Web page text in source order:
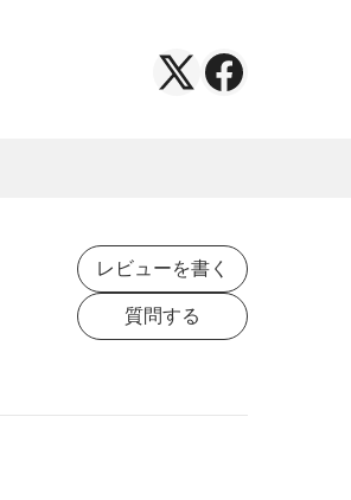
X（Twitter）
Facebook
レビューを書く
質問する